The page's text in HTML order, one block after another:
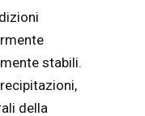
stabili.
della